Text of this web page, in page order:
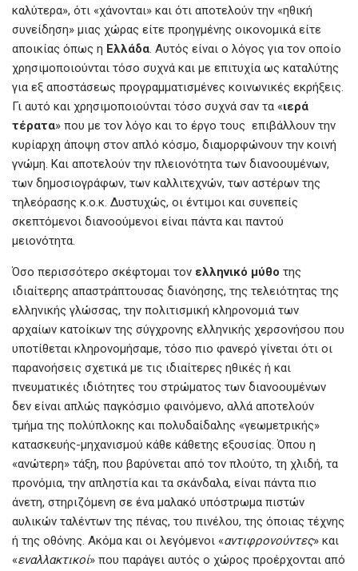
καλύτερα», ότι «χάνονται» και ότι αποτελούν την «ηθική
συνείδηση» μιας χώρας είτε προηγμένης οικονομικά είτε
αποικίας όπως η Ελλάδα. Αυτός είναι ο λόγος για τον οποίο
χρησιμοποιούνται τόσο συχνά και με επιτυχία ως καταλύτης
για εξ αποστάσεως προγραμματισμένες κοινωνικές εκρήξεις.
Γι αυτό και χρησιμοποιούνται τόσο συχνά σαν τα «ιερά
τέρατα» που με τον λόγο και το έργο τους επιβάλλουν την
κυρίαρχη άποψη στον απλό κόσμο, διαμορφώνουν την κοινή
γνώμη. Και αποτελούν την πλειονότητα των διανοουμένων,
των δημοσιογράφων, των καλλιτεχνών, των αστέρων της
τηλεόρασης κ.ο.κ. Δυστυχώς, οι έντιμοι και συνεπείς
σκεπτόμενοι διανοούμενοι είναι πάντα και παντού
μειονότητα.
Όσο περισσότερο σκέφτομαι τον ελληνικό μύθο της
ιδιαίτερης απαστράπτουσας διανόησης, της τελειότητας της
ελληνικής γλώσσας, την πολιτισμική κληρονομιά των
αρχαίων κατοίκων της σύγχρονης ελληνικής χερσονήσου που
υποτίθεται κληρονομήσαμε, τόσο πιο φανερό γίνεται ότι οι
παρανοήσεις σχετικά με τις ιδιαίτερες ηθικές ή και
πνευματικές ιδιότητες του στρώματος των διανοουμένων
δεν είναι απλώς παγκόσμιο φαινόμενο, αλλά αποτελούν
τμήμα της πολύπλοκης και πολυδαίδαλης «γεωμετρικής»
κατασκευής-μηχανισμού κάθε κάθετης εξουσίας. Όπου η
«ανώτερη» τάξη, που βαρύνεται από τον πλούτο, τη χλιδή, τα
προνόμια, την απληστία και τα σκάνδαλα, είναι πάντα πιο
άνετη, στηριζόμενη σε ένα μαλακό υπόστρωμα πιστών
αυλικών ταλέντων της πένας, του πινέλου, της όποιας τέχνης
ή της οθόνης. Ακόμα και οι λεγόμενοι «αντιφρονούντες» και
«εναλλακτικοί» που παράγει αυτός ο χώρος προέρχονται από